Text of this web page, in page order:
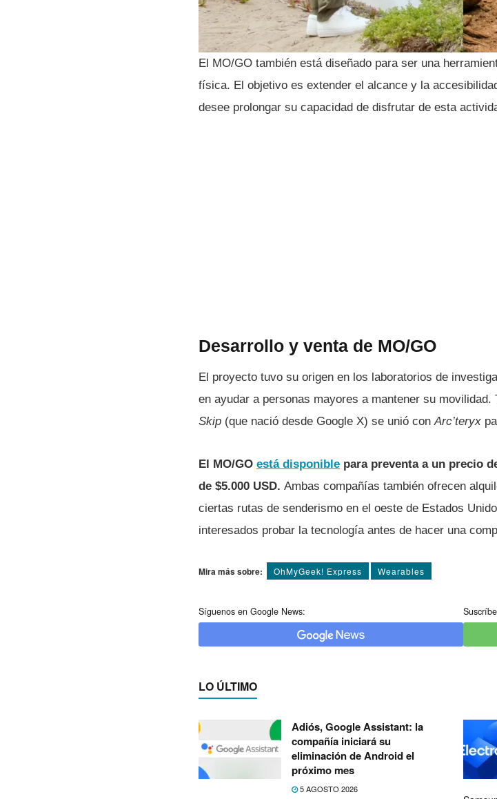
El MO/GO también está diseñado para ser una
física. El objetivo es extender el alcance y la
desee prolongar su capacidad de disfrutar de esta
Desarrollo y venta de MO/GO
El proyecto tuvo su origen en los laboratorios de
en ayudar a personas mayores a mantener su
Skip (que nació desde Google X) se unió conArc’teryx
El MO/GO está disponible para preventa a un precio
de $5.000 USD. Ambas compañías también ofrecen
ciertas rutas de senderismo en el oeste de Estados
interesados probar la tecnología antes de hacer una
Mira más sobre: OhMyGeek! Express Wearables
Síguenos en Google News:
LO ÚLTIMO
Adiós, Google Assistant: la
compañía iniciará su
eliminación de Android el
próximo mes
5 AGOSTO 2026